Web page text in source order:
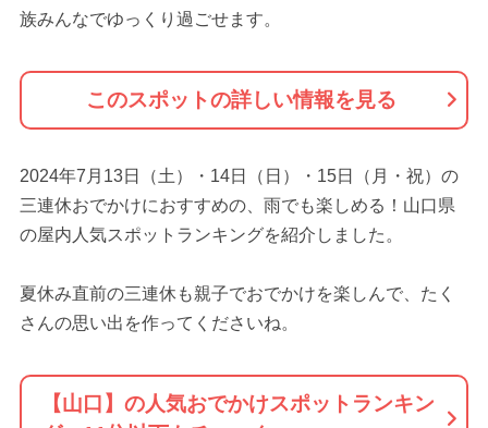
族みんなでゆっくり過ごせます。
このスポットの詳しい情報を見る
2024年7月13日（土）・14日（日）・15日（月・祝）の
三連休おでかけにおすすめの、雨でも楽しめる！山口県
の屋内人気スポットランキングを紹介しました。
夏休み直前の三連休も親子でおでかけを楽しんで、たく
さんの思い出を作ってくださいね。
【山口】の人気おでかけスポットランキン